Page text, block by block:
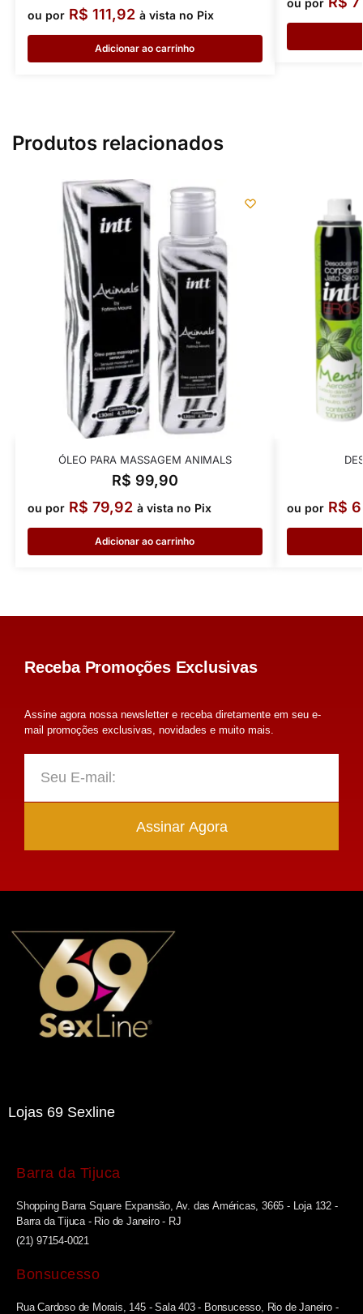
ou por R$ 111,92 à vista no Pix
Adicionar ao carrinho
ou por
Produtos relacionados
ÓLEO PARA MASSAGEM ANIMALS
R$ 99,90
ou por R$ 79,92 à vista no Pix
Adicionar ao carrinho
ou por R$
Receba Promoções Exclusivas
Assine agora nossa newsletter e receba diretamente em seu e-
mail promoções exclusivas, novidades e muito mais.
Assinar Agora
Lojas 69 Sexline
Barra da Tijuca
Shopping Barra Square Expansão, Av. das Américas, 3665 - Loja 132 -
Barra da Tijuca - Rio de Janeiro - RJ
(21) 97154-0021
Bonsucesso
Rua Cardoso de Morais, 145 - Sala 403 - Bonsucesso, Rio de Janeiro -